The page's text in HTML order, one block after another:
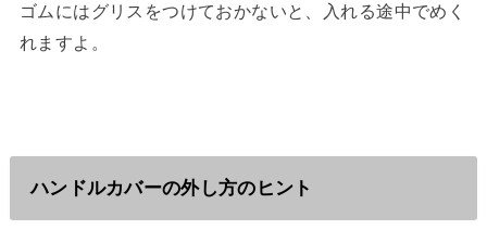
ゴムにはグリスをつけておかないと、入れる途中でめく
れますよ。
ハンドルカバーの外し方のヒント